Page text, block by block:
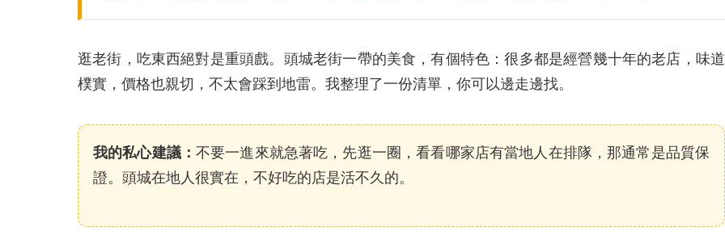
逛老街，吃東西絕對是重頭戲。頭城老街一帶的美食，有個特色：很多都是經營幾十年的老店，味道
樸實，價格也親切，不太會踩到地雷。我整理了一份清單，你可以邊走邊找。
我的私心建議：不要一進來就急著吃，先逛一圈，看看哪家店有當地人在排隊，那通常是品質保
證。頭城在地人很實在，不好吃的店是活不久的。